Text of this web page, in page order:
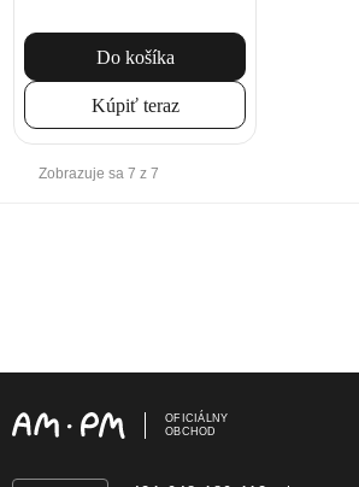
Do košíka
Kúpiť teraz
Zobrazuje sa 7 z 7
OFICIÁLNY
OBCHOD